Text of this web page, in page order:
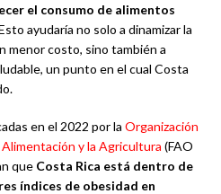
el consumo de alimentos
ayudaría no solo a dinamizar la
menor costo, sino también a
un punto en el cual Costa
en el 2022 por la Organización
y la Agricultura (FAO
que Costa Rica está dentro de
índices de obesidad en